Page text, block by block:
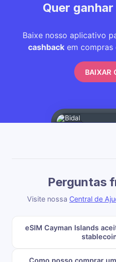
Quer
Baixe nosso aplicativo
cashbackem compras
BAIXAR
Perguntas
Visite nossa Central de
eSIM Cayman Islands